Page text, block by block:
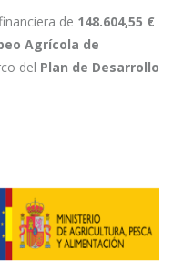
de 148.604,55 €
Agrícola de
del Plan de Desarrollo